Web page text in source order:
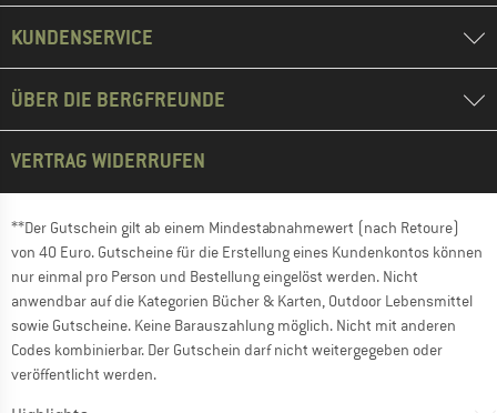
KUNDENSERVICE
ÜBER DIE BERGFREUNDE
VERTRAG WIDERRUFEN
**Der Gutschein gilt ab einem Mindestabnahmewert (nach Retoure)
von 40 Euro. Gutscheine für die Erstellung eines Kundenkontos können
nur einmal pro Person und Bestellung eingelöst werden. Nicht
anwendbar auf die Kategorien Bücher & Karten, Outdoor Lebensmittel
sowie Gutscheine. Keine Barauszahlung möglich. Nicht mit anderen
Codes kombinierbar. Der Gutschein darf nicht weitergegeben oder
veröffentlicht werden.